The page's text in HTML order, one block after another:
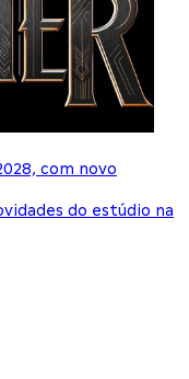
com novo
do estúdio na